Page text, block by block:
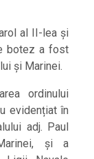
al II-lea și
botez a fost
și Marinei.
ordinului
evidențiat în
adj. Paul
și a